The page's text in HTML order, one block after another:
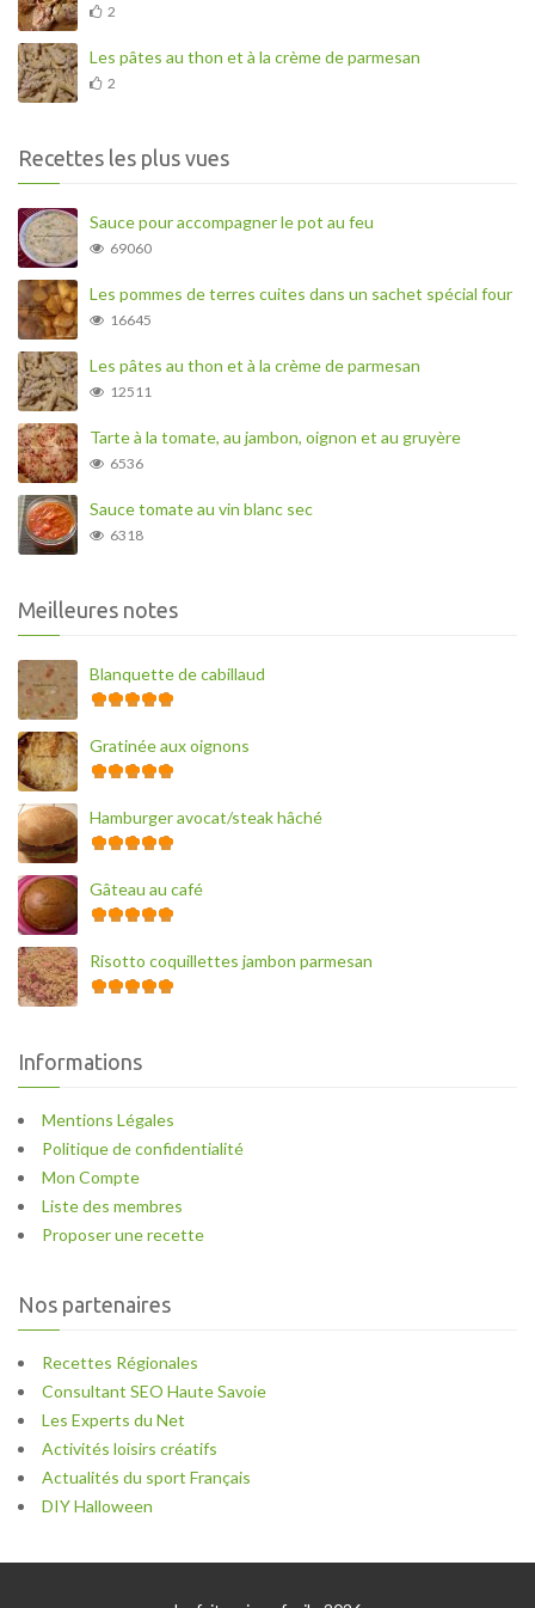
2
Les pâtes au thon et à la crème de parmesan
2
Recettes les plus vues
Sauce pour accompagner le pot au feu
69060
Les pommes de terres cuites dans un sachet spécial four
16645
Les pâtes au thon et à la crème de parmesan
12511
Tarte à la tomate, au jambon, oignon et au gruyère
6536
Sauce tomate au vin blanc sec
6318
Meilleures notes
Blanquette de cabillaud
Gratinée aux oignons
Hamburger avocat/steak hâché
Gâteau au café
Risotto coquillettes jambon parmesan
Informations
Mentions Légales
Politique de confidentialité
Mon Compte
Liste des membres
Proposer une recette
Nos partenaires
Recettes Régionales
Consultant SEO Haute Savoie
Les Experts du Net
Activités loisirs créatifs
Actualités du sport Français
DIY Halloween